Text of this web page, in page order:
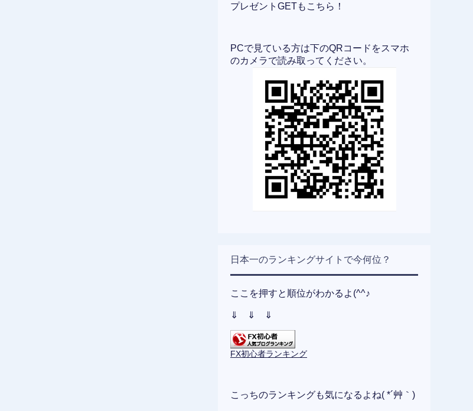
プレゼントGETもこちら！
PCで見ている方は下のQRコードをスマホ
のカメラで読み取ってください。
日本一のランキングサイトで今何位？
ここを押すと順位がわかるよ(^^♪
⇓ ⇓ ⇓
FX初心者ランキング
こっちのランキングも気になるよね( *´艸｀)